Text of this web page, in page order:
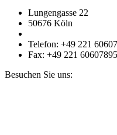
Lungengasse 22
50676 Köln
Telefon: +49 221
Fax: +49 221 60607895
Besuchen Sie uns: